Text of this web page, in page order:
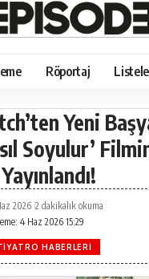
Röportaj
Yeni
Soyulur’
4 Haz 2026 15:29
2026 2 dakikalık okuma
HABERLERI